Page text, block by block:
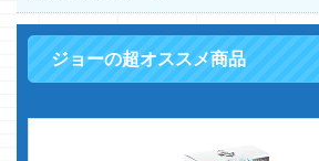
ジョーの超オススメ商品